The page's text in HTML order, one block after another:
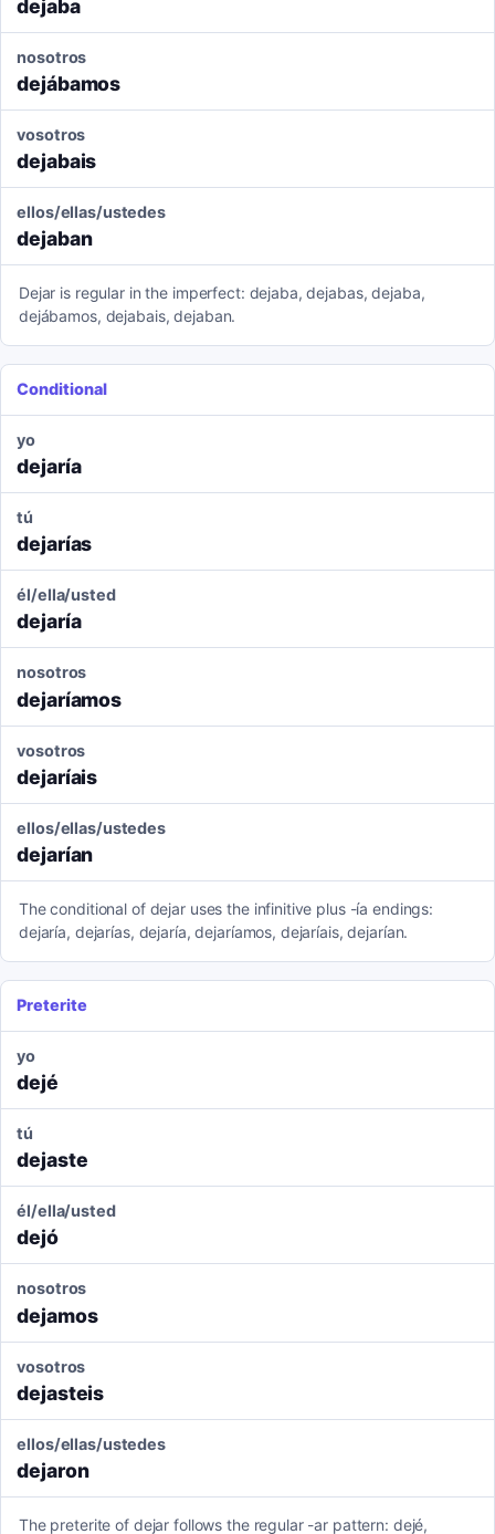
dejaba
nosotros
dejábamos
vosotros
dejabais
ellos/ellas/ustedes
dejaban
Dejar is regular in the imperfect: dejaba, dejabas, dejaba,
dejábamos, dejabais, dejaban.
Conditional
yo
dejaría
tú
dejarías
él/ella/usted
dejaría
nosotros
dejaríamos
vosotros
dejaríais
ellos/ellas/ustedes
dejarían
The conditional of dejar uses the infinitive plus -ía endings:
dejaría, dejarías, dejaría, dejaríamos, dejaríais, dejarían.
Preterite
yo
dejé
tú
dejaste
él/ella/usted
dejó
nosotros
dejamos
vosotros
dejasteis
ellos/ellas/ustedes
dejaron
The preterite of dejar follows the regular -ar pattern: dejé,